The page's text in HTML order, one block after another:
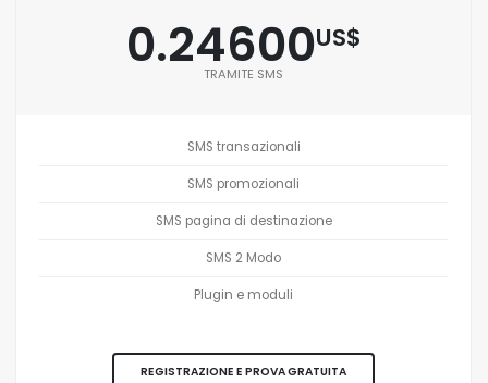
0.24600US$
TRAMITE SMS
SMS transazionali
SMS promozionali
SMS pagina di destinazione
SMS 2 Modo
Plugin e moduli
REGISTRAZIONE E PROVA GRATUITA